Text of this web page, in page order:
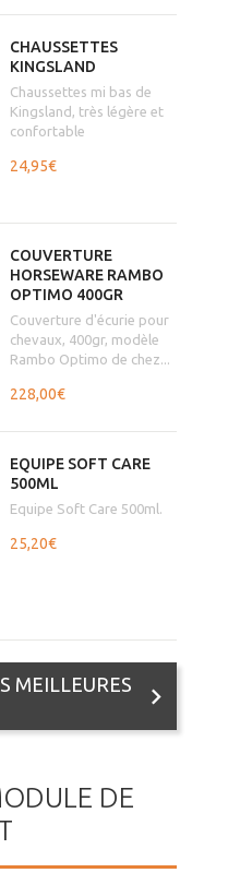
CHAUSSETTES
KINGSLAND
Chaussettes mi bas de
Kingsland, très légère et
confortable
24,95€
COUVERTURE
HORSEWARE RAMBO
OPTIMO 400GR
Couverture d'écurie pour
chevaux, 400gr, modèle
Rambo Optimo de chez...
228,00€
EQUIPE SOFT CARE
500ML
Equipe Soft Care 500ml.
25,20€
MEILLEURES
DE